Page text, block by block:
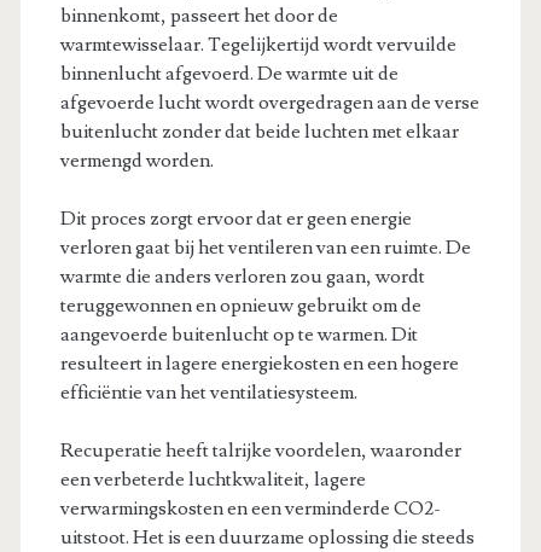
binnenkomt, passeert het door de
warmtewisselaar. Tegelijkertijd wordt vervuilde
binnenlucht afgevoerd. De warmte uit de
afgevoerde lucht wordt overgedragen aan de verse
buitenlucht zonder dat beide luchten met elkaar
vermengd worden.
Dit proces zorgt ervoor dat er geen energie
verloren gaat bij het ventileren van een ruimte. De
warmte die anders verloren zou gaan, wordt
teruggewonnen en opnieuw gebruikt om de
aangevoerde buitenlucht op te warmen. Dit
resulteert in lagere energiekosten en een hogere
efficiëntie van het ventilatiesysteem.
Recuperatie heeft talrijke voordelen, waaronder
een verbeterde luchtkwaliteit, lagere
verwarmingskosten en een verminderde CO2-
uitstoot. Het is een duurzame oplossing die steeds